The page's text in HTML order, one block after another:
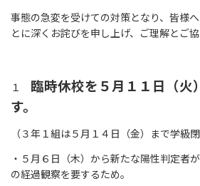
事態の急変を受けての対策となり、皆様
とに深くお詫びを申し上げ、ご理解とご
１ 臨時休校を５月１１日（火
す。
（３年１組は５月１４日（金）まで学級閉
・５月６日（木）から新たな陽性判定者
の経過観察を要するため。